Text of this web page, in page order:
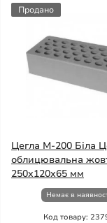
Продано
Цегла М-200 Біла
облицювальна
250х120х65 мм
Немає в
Код товару: